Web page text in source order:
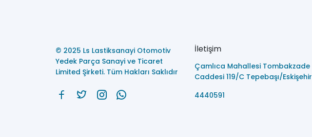
© 2025 Ls Lastiksanayi Otomotiv
Yedek Parça Sanayi ve Ticaret
Limited Şirketi. Tüm Hakları Saklıdır
İletişim
Çamlıca Mahallesi Tombakzade
Caddesi 119/C Tepebaşı/Eskişehir
4440591